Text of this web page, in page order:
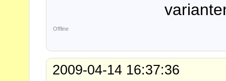
Offline
2009-04-14 16:37:36